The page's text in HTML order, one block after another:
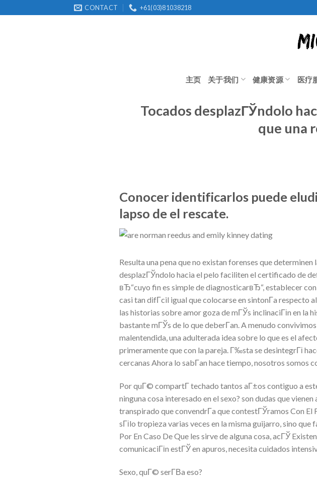
to
CONTACT +61(03)81038218
主页 关于我们 健康资源 医疗
Tocados desplazГЎndolo
que una
Conocer identificarlos puede
lapso de el rescate.
Resulta una pena que no existan forenses que
desplazГЎndolo hacia el pelo faciliten el certificado de
вЂ“cuyo fin es simple de diagnosticarвЂ“, establecer
casi tan difГ­cil igual que colocarse en sintonГ­a respecto
las historias sobre amor goza de mГЎs inclinaciГіn en la
bastante mГЎs de lo que deberГ­an. A menudo
malentendida, una adulterada idea sobre lo que es el
primeramente que con la pareja. Г‰sta se desintegrГі
cercanas Ahora lo sabГ­an hace tiempo, nosotros somos
Por quГ© compartГ­ techado tantos aГ±os contiguo a
ninguna cosa interesado en el sexo? son dudas que
transpirado que convendrГ­a que contestГЎramos Con El
sГіlo tropieza varias veces en la misma guijarro, sino
Por En Caso De Que les sirve de alguna cosa, acГЎ
comunicaciГіn estГЎ en apuros, necesita cuidados
Sexo, quГ© serГ­В­a eso?